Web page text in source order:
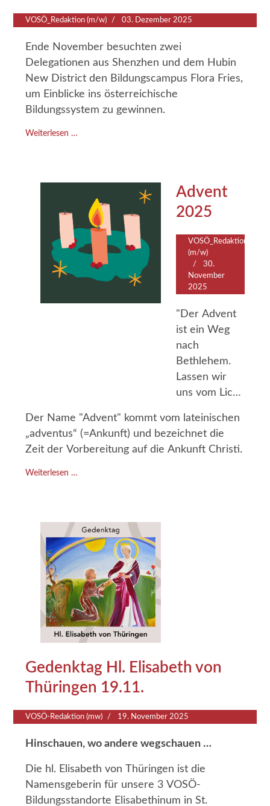
VOSÖ_Redaktion (m/w) 03. Dezember 2025
Ende November besuchten zwei
Delegationen aus Shenzhen und dem Hubin
New District den Bildungscampus Flora Fries,
um Einblicke ins österreichische
Bildungssystem zu gewinnen.
Weiterlesen …
Advent
2025
VOSÖ_Redaktion
(m/w)
30.
November
2025
"Der Advent
ist ein Weg
nach
Bethlehem.
Lassen wir
uns vom Licht
Gottes
anziehen."
Der Name "Advent" kommt vom lateinischen
„adventus“ (=Ankunft) und bezeichnet die
Zeit der Vorbereitung auf die Ankunft Christi.
Weiterlesen …
Gedenktag Hl. Elisabeth von
Thüringen 19.11.
VOSÖ-Redaktion (mw) 19. November 2025
Hinschauen, wo andere wegschauen …
Die hl. Elisabeth von Thüringen ist die
Namensgeberin für unsere 3 VOSÖ-
Bildungsstandorte Elisabethinum in St.